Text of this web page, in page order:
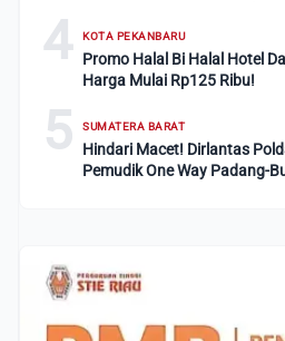
4 KOTA PEKANBARU
Promo Halal Bi Halal Hotel
Harga Mulai Rp125 Ribu!
5 SUMATERA BARAT
Hindari Macet! Dirlantas
Pemudik One Way Padang-